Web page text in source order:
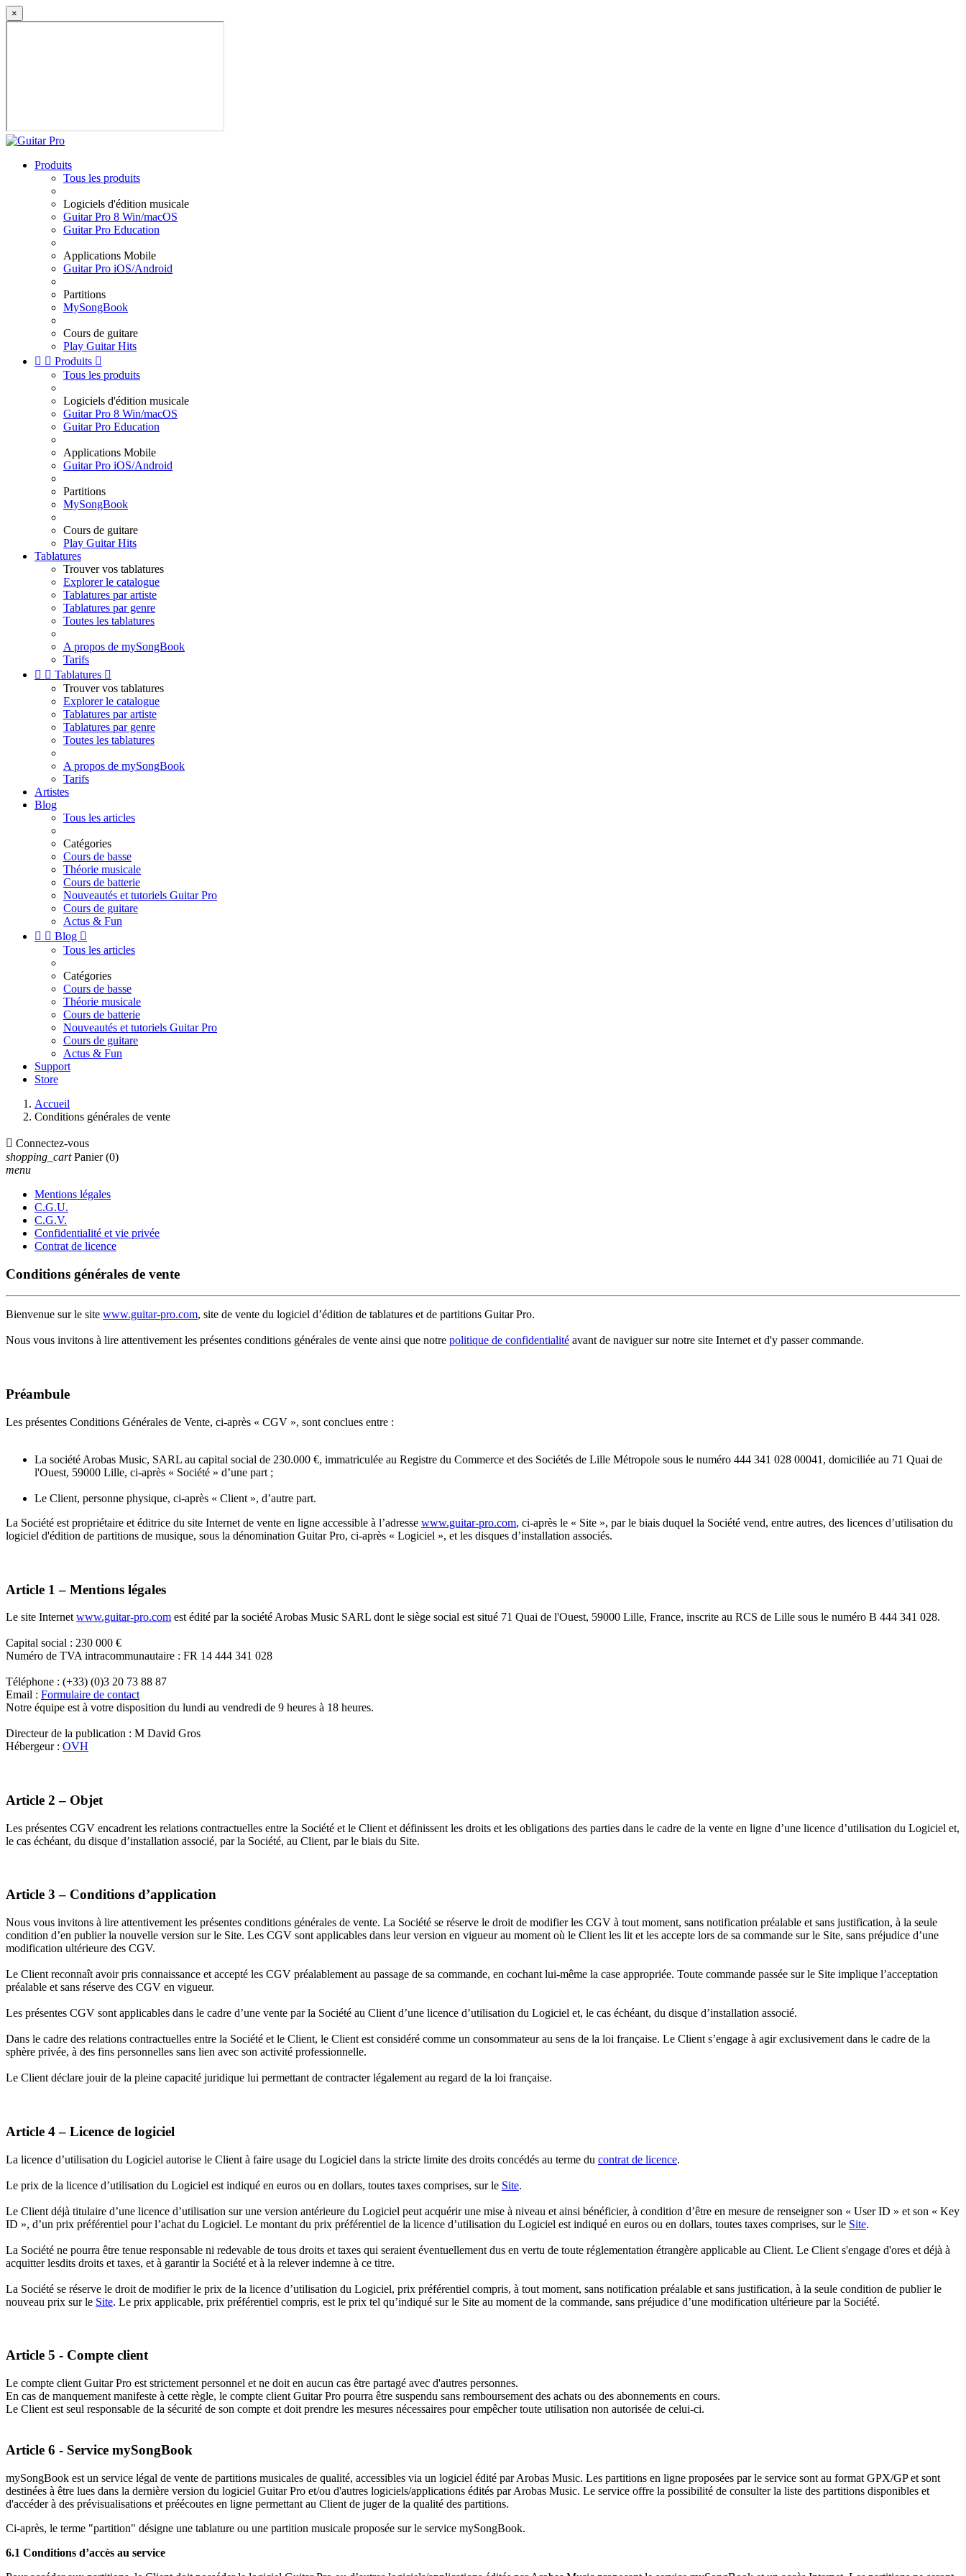
×
Produits
Tous les produits
Logiciels d'édition musicale
Guitar Pro 8 Win/macOS
Guitar Pro Education
Applications Mobile
Guitar Pro iOS/Android
Partitions
MySongBook
Cours de guitare
Play Guitar Hits
  Produits 
Tous les produits
Logiciels d'édition musicale
Guitar Pro 8 Win/macOS
Guitar Pro Education
Applications Mobile
Guitar Pro iOS/Android
Partitions
MySongBook
Cours de guitare
Play Guitar Hits
Tablatures
Trouver vos tablatures
Explorer le catalogue
Tablatures par artiste
Tablatures par genre
Toutes les tablatures
A propos de mySongBook
Tarifs
  Tablatures 
Trouver vos tablatures
Explorer le catalogue
Tablatures par artiste
Tablatures par genre
Toutes les tablatures
A propos de mySongBook
Tarifs
Artistes
Blog
Tous les articles
Catégories
Cours de basse
Théorie musicale
Cours de batterie
Nouveautés et tutoriels Guitar Pro
Cours de guitare
Actus & Fun
  Blog 
Tous les articles
Catégories
Cours de basse
Théorie musicale
Cours de batterie
Nouveautés et tutoriels Guitar Pro
Cours de guitare
Actus & Fun
Support
Store
Accueil
Conditions générales de vente
 Connectez-vous
shopping_cart Panier (0)
menu
Mentions légales
C.G.U.
C.G.V.
Confidentialité et vie privée
Contrat de licence
Conditions générales de vente
Bienvenue sur le site www.guitar-pro.com, site de vente du logiciel d’édition de tablatures et de partitions Guitar Pro.
Nous vous invitons à lire attentivement les présentes conditions générales de vente ainsi que notre politique de confidentialité avant de naviguer sur notre site Internet et d'y passer commande.
Préambule
Les présentes Conditions Générales de Vente, ci-après « CGV », sont conclues entre :
La société Arobas Music, SARL au capital social de 230.000 €, immatriculée au Registre du Commerce et des Sociétés de Lille Métropole sous le numéro 444 341 028 00041, domiciliée au 71 Quai de
l'Ouest, 59000 Lille, ci-après « Société » d’une part ;
Le Client, personne physique, ci-après « Client », d’autre part.
La Société est propriétaire et éditrice du site Internet de vente en ligne accessible à l’adresse www.guitar-pro.com, ci-après le « Site », par le biais duquel la Société vend, entre autres, des licences d’utilisation du
logiciel d'édition de partitions de musique, sous la dénomination Guitar Pro, ci-après « Logiciel », et les disques d’installation associés.
Article 1 – Mentions légales
Le site Internet www.guitar-pro.com est édité par la société Arobas Music SARL dont le siège social est situé 71 Quai de l'Ouest, 59000 Lille, France, inscrite au RCS de Lille sous le numéro B 444 341 028.
Capital social : 230 000 €
Numéro de TVA intracommunautaire : FR 14 444 341 028
Téléphone : (+33) (0)3 20 73 88 87
Email : Formulaire de contact
Notre équipe est à votre disposition du lundi au vendredi de 9 heures à 18 heures.
Directeur de la publication : M David Gros
Hébergeur : OVH
Article 2 – Objet
Les présentes CGV encadrent les relations contractuelles entre la Société et le Client et définissent les droits et les obligations des parties dans le cadre de la vente en ligne d’une licence d’utilisation du Logiciel et,
le cas échéant, du disque d’installation associé, par la Société, au Client, par le biais du Site.
Article 3 – Conditions d’application
Nous vous invitons à lire attentivement les présentes conditions générales de vente. La Société se réserve le droit de modifier les CGV à tout moment, sans notification préalable et sans justification, à la seule
condition d’en publier la nouvelle version sur le Site. Les CGV sont applicables dans leur version en vigueur au moment où le Client les lit et les accepte lors de sa commande sur le Site, sans préjudice d’une
modification ultérieure des CGV.
Le Client reconnaît avoir pris connaissance et accepté les CGV préalablement au passage de sa commande, en cochant lui-même la case appropriée. Toute commande passée sur le Site implique l’acceptation
préalable et sans réserve des CGV en vigueur.
Les présentes CGV sont applicables dans le cadre d’une vente par la Société au Client d’une licence d’utilisation du Logiciel et, le cas échéant, du disque d’installation associé.
Dans le cadre des relations contractuelles entre la Société et le Client, le Client est considéré comme un consommateur au sens de la loi française. Le Client s’engage à agir exclusivement dans le cadre de la
sphère privée, à des fins personnelles sans lien avec son activité professionnelle.
Le Client déclare jouir de la pleine capacité juridique lui permettant de contracter légalement au regard de la loi française.
Article 4 – Licence de logiciel
La licence d’utilisation du Logiciel autorise le Client à faire usage du Logiciel dans la stricte limite des droits concédés au terme du contrat de licence.
Le prix de la licence d’utilisation du Logiciel est indiqué en euros ou en dollars, toutes taxes comprises, sur le Site.
Le Client déjà titulaire d’une licence d’utilisation sur une version antérieure du Logiciel peut acquérir une mise à niveau et ainsi bénéficier, à condition d’être en mesure de renseigner son « User ID » et son « Key
ID », d’un prix préférentiel pour l’achat du Logiciel. Le montant du prix préférentiel de la licence d’utilisation du Logiciel est indiqué en euros ou en dollars, toutes taxes comprises, sur le Site.
La Société ne pourra être tenue responsable ni redevable de tous droits et taxes qui seraient éventuellement dus en vertu de toute réglementation étrangère applicable au Client. Le Client s'engage d'ores et déjà à
acquitter lesdits droits et taxes, et à garantir la Société et à la relever indemne à ce titre.
La Société se réserve le droit de modifier le prix de la licence d’utilisation du Logiciel, prix préférentiel compris, à tout moment, sans notification préalable et sans justification, à la seule condition de publier le
nouveau prix sur le Site. Le prix applicable, prix préférentiel compris, est le prix tel qu’indiqué sur le Site au moment de la commande, sans préjudice d’une modification ultérieure par la Société.
Article 5 - Compte client
Le compte client Guitar Pro est strictement personnel et ne doit en aucun cas être partagé avec d'autres personnes.
En cas de manquement manifeste à cette règle, le compte client Guitar Pro pourra être suspendu sans remboursement des achats ou des abonnements en cours.
Le Client est seul responsable de la sécurité de son compte et doit prendre les mesures nécessaires pour empêcher toute utilisation non autorisée de celui-ci.
Article 6 - Service mySongBook
mySongBook est un service légal de vente de partitions musicales de qualité, accessibles via un logiciel édité par Arobas Music. Les partitions en ligne proposées par le service sont au format GPX/GP et sont
destinées à être lues dans la dernière version du logiciel Guitar Pro et/ou d'autres logiciels/applications édités par Arobas Music. Le service offre la possibilité de consulter la liste des partitions disponibles et
d'accéder à des prévisualisations et préécoutes en ligne permettant au Client de juger de la qualité des partitions.
Ci-après, le terme "partition" désigne une tablature ou une partition musicale proposée sur le service mySongBook.
6.1 Conditions d’accès au service